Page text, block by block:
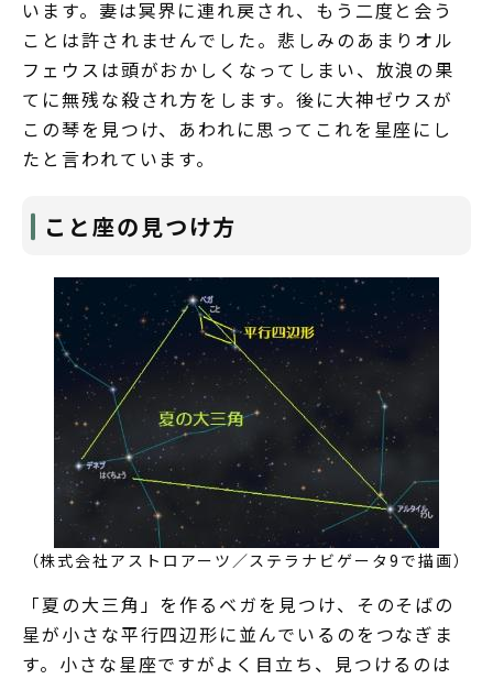
います。妻は冥界に連れ戻され、もう二度と会う
ことは許されませんでした。悲しみのあまりオル
フェウスは頭がおかしくなってしまい、放浪の果
てに無残な殺され方をします。後に大神ゼウスが
この琴を見つけ、あわれに思ってこれを星座にし
たと言われています。
こと座の見つけ方
（株式会社アストロアーツ／ステラナビゲータ9で描画）
「夏の大三角」を作るベガを見つけ、そのそばの
星が小さな平行四辺形に並んでいるのをつなぎま
す。小さな星座ですがよく目立ち、見つけるのは